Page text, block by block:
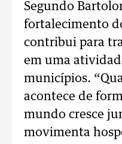
Segundo
fortalecimento
contribui para
em uma
municípios.
acontece de
mundo cresce
movimenta